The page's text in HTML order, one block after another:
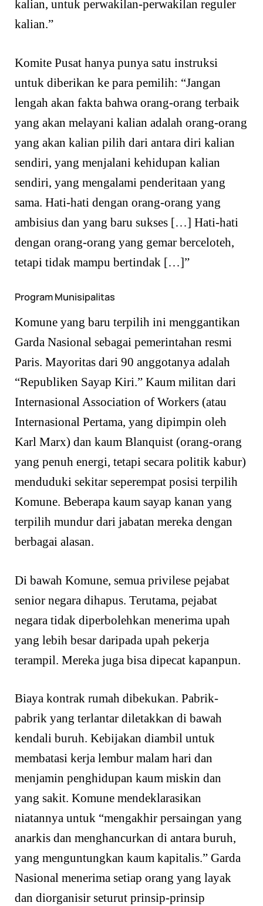
kalian, untuk perwakilan-perwakilan reguler
kalian.”
Komite Pusat hanya punya satu instruksi
untuk diberikan ke para pemilih: “Jangan
lengah akan fakta bahwa orang-orang terbaik
yang akan melayani kalian adalah orang-orang
yang akan kalian pilih dari antara diri kalian
sendiri, yang menjalani kehidupan kalian
sendiri, yang mengalami penderitaan yang
sama. Hati-hati dengan orang-orang yang
ambisius dan yang baru sukses […] Hati-hati
dengan orang-orang yang gemar berceloteh,
tetapi tidak mampu bertindak […]”
Program Munisipalitas
Komune yang baru terpilih ini menggantikan
Garda Nasional sebagai pemerintahan resmi
Paris. Mayoritas dari 90 anggotanya adalah
“Republiken Sayap Kiri.” Kaum militan dari
Internasional Association of Workers (atau
Internasional Pertama, yang dipimpin oleh
Karl Marx) dan kaum Blanquist (orang-orang
yang penuh energi, tetapi secara politik kabur)
menduduki sekitar seperempat posisi terpilih
Komune. Beberapa kaum sayap kanan yang
terpilih mundur dari jabatan mereka dengan
berbagai alasan.
Di bawah Komune, semua privilese pejabat
senior negara dihapus. Terutama, pejabat
negara tidak diperbolehkan menerima upah
yang lebih besar daripada upah pekerja
terampil. Mereka juga bisa dipecat kapanpun.
Biaya kontrak rumah dibekukan. Pabrik-
pabrik yang terlantar diletakkan di bawah
kendali buruh. Kebijakan diambil untuk
membatasi kerja lembur malam hari dan
menjamin penghidupan kaum miskin dan
yang sakit. Komune mendeklarasikan
niatannya untuk “mengakhir persaingan yang
anarkis dan menghancurkan di antara buruh,
yang menguntungkan kaum kapitalis.” Garda
Nasional menerima setiap orang yang layak
dan diorganisir seturut prinsip-prinsip